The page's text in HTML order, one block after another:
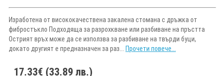
Изработена от висококачествена закалена стомана с дръжка от
фибростъкло Подходяща за разрохкване или разбиване на пръстта
Острият връх може да се използва за разбиване на твърди буци,
докато другият е предназначен за раз... Прочети повече...
17.33€ (33.89 лв.)